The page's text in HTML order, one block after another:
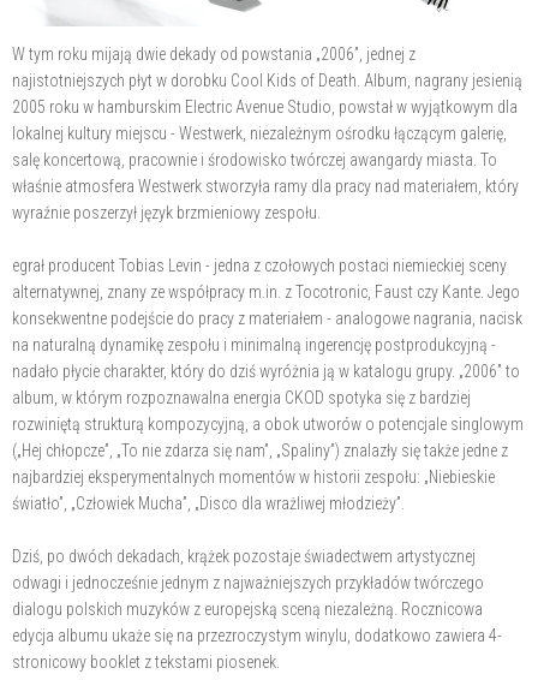
W tym roku mijają dwie dekady od powstania „2006”, jednej z
najistotniejszych płyt w dorobku Cool Kids of Death. Album, nagrany jesienią
2005 roku w hamburskim Electric Avenue Studio, powstał w wyjątkowym dla
lokalnej kultury miejscu - Westwerk, niezależnym ośrodku łączącym galerię,
salę koncertową, pracownie i środowisko twórczej awangardy miasta. To
właśnie atmosfera Westwerk stworzyła ramy dla pracy nad materiałem, który
wyraźnie poszerzył język brzmieniowy zespołu.
egrał producent Tobias Levin - jedna z czołowych postaci niemieckiej sceny
alternatywnej, znany ze współpracy m.in. z Tocotronic, Faust czy Kante. Jego
konsekwentne podejście do pracy z materiałem - analogowe nagrania, nacisk
na naturalną dynamikę zespołu i minimalną ingerencję postprodukcyjną -
nadało płycie charakter, który do dziś wyróżnia ją w katalogu grupy. „2006” to
album, w którym rozpoznawalna energia CKOD spotyka się z bardziej
rozwiniętą strukturą kompozycyjną, a obok utworów o potencjale singlowym
(„Hej chłopcze”, „To nie zdarza się nam”, „Spaliny”) znalazły się także jedne z
najbardziej eksperymentalnych momentów w historii zespołu: „Niebieskie
światło”, „Człowiek Mucha”, „Disco dla wrażliwej młodzieży”.
Dziś, po dwóch dekadach, krążek pozostaje świadectwem artystycznej
odwagi i jednocześnie jednym z najważniejszych przykładów twórczego
dialogu polskich muzyków z europejską sceną niezależną. Rocznicowa
edycja albumu ukaże się na przezroczystym winylu, dodatkowo zawiera 4-
stronicowy booklet z tekstami piosenek.